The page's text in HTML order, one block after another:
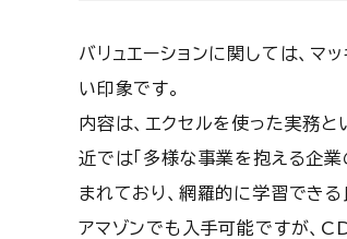
バリュエーションに関しては、マ
い印象です。
内容は、エクセルを使った実務
近では「多様な事業を抱える企業
まれており、網羅的に学習できる
アマゾンでも入手可能ですが、